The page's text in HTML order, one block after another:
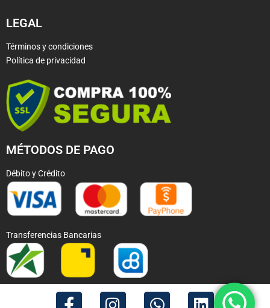
LEGAL
Términos y condiciones
Política de privacidad
MÉTODOS DE PAGO
Débito y Crédito
Transferencias Bancarias